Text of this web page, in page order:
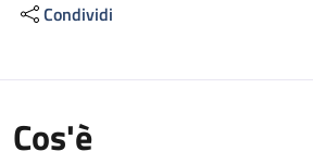
Condividi
Cos'è